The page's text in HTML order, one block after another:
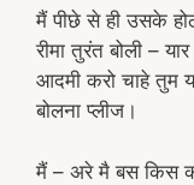
मैं पीछे से ही उसके
रीमा तुरंत बोली –
आदमी करो चाहे तुम
बोलना प्लीज।
मैं – अरे मै बस किस